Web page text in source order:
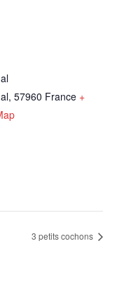
, 57960 France +
3 petits cochons